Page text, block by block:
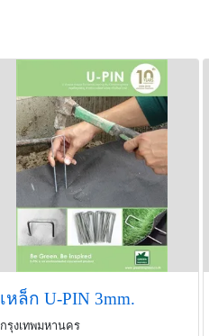
เหล็ก U-PIN 3mm.
กรุงเทพมหานคร